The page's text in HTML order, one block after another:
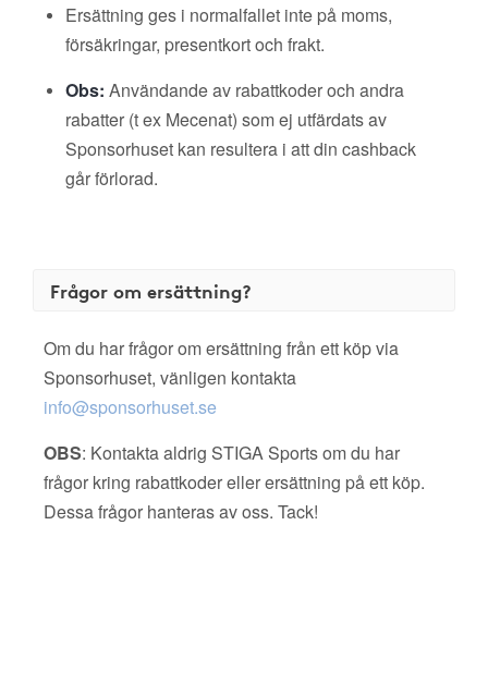
Ersättning ges i normalfallet inte på moms,
försäkringar, presentkort och frakt.
Obs: Användande av rabattkoder och andra
rabatter (t ex Mecenat) som ej utfärdats av
Sponsorhuset kan resultera i att din cashback
går förlorad.
Frågor om ersättning?
Om du har frågor om ersättning från ett köp via
Sponsorhuset, vänligen kontakta
info@sponsorhuset.se
OBS: Kontakta aldrig STIGA Sports om du har
frågor kring rabattkoder eller ersättning på ett köp.
Dessa frågor hanteras av oss. Tack!